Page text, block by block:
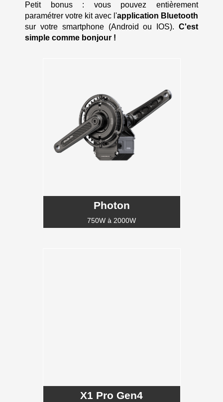
Petit bonus : vous pouvez entièrement
paramétrer votre kit avec l'application Bluetooth
sur votre smartphone (Android ou IOS).C'est
simple comme bonjour !
Photon
750W à 2000W
X1 Pro Gen4